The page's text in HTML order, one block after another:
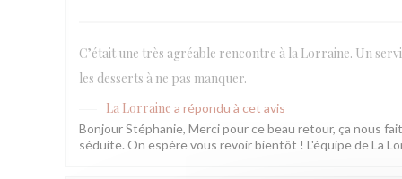
C’était une très agréable rencontre à la Lorraine. Un
les desserts à ne pas manquer.
La Lorraine a répondu à cet avis
Bonjour Stéphanie, Merci pour ce beau retour, ça nous
séduite. On espère vous revoir bientôt ! L'équipe de La